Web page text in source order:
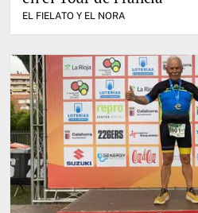
EL FIELATO Y EL NORA